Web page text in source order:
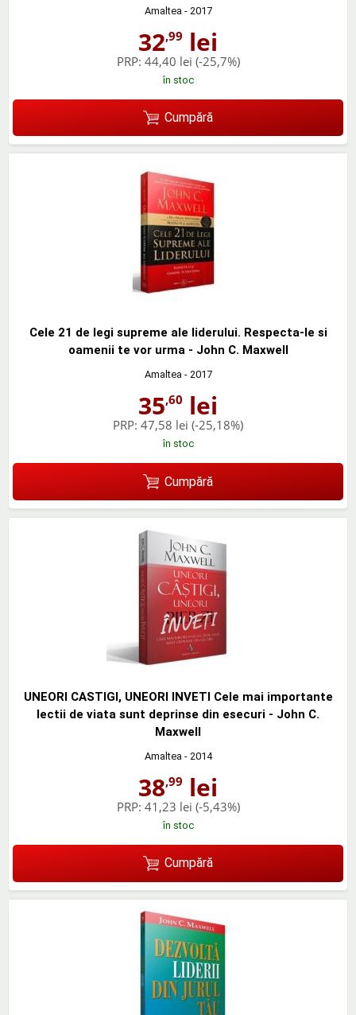
Amaltea - 2017
32,99 lei
PRP: 44,40 lei (-25,7%)
în stoc
Cumpără
Cele 21 de legi supreme ale liderului. Respecta-le si
oamenii te vor urma - John C. Maxwell
Amaltea- 2017
35,60 lei
PRP: 47,58 lei (-25,18%)
în stoc
Cumpără
UNEORI CASTIGI, UNEORI INVETI Cele mai importante
lectii de viata sunt deprinse din esecuri - John C.
Maxwell
Amaltea- 2014
38,99 lei
PRP: 41,23 lei (-5,43%)
în stoc
Cumpără